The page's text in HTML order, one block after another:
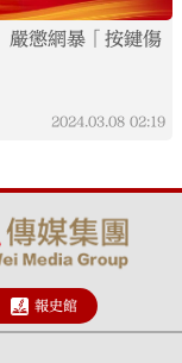
嚴懲網暴「按鍵傷
2024.03.08 02:19
報史館